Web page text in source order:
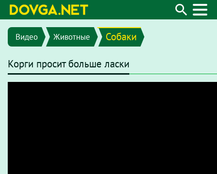
Видео Животные Собаки
Корги просит больше ласки